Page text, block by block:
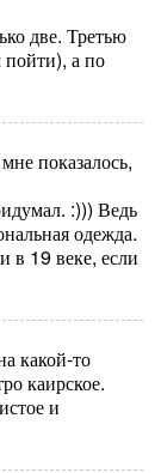
две. Третью
а по
показалось,
:))) Ведь
одежда.
19 веке, если
какой-то
каирское.
и